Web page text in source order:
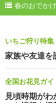
春のおでか
いちご狩り特集
家族や友達を
全国お花見ガイ
見頃時期が